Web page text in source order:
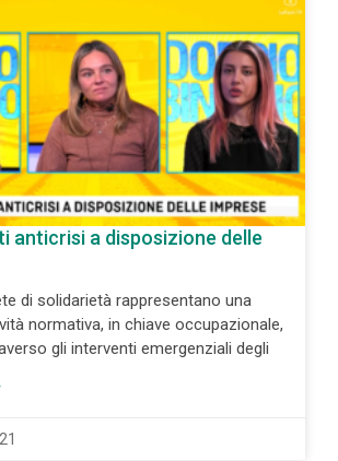
anticrisi a disposizione delle
di solidarietà rappresentano una
normativa, in chiave occupazionale,
gli interventi emergenziali degli